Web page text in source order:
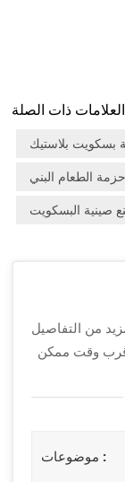
بسكويت بلاستيك
حزمة الطعام البني
صينية البسكويت
من التفاصيل
موضوعات :